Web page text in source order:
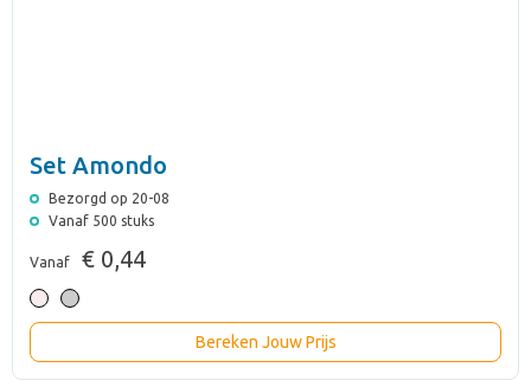
Set Amondo
Bezorgd op 20-08
Vanaf 500 stuks
Vanaf € 0,44
Bereken Jouw Prijs